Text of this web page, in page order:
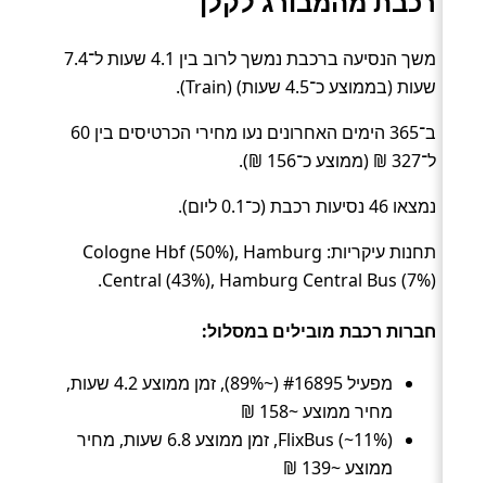
משך הנסיעה ברכבת נמשך לרוב בין 4.1 שעות ל־7.4
שעות (בממוצע כ־4.5 שעות) (Train).
ב־365 הימים האחרונים נעו מחירי הכרטיסים בין 60
ל־327 ₪ (ממוצע כ־156 ₪).
נמצאו 46 נסיעות רכבת (כ־0.1 ליום).
תחנות עיקריות: Cologne Hbf (50%), Hamburg
Central (43%), Hamburg Central Bus (7%).
חברות רכבת מובילים במסלול:
מפעיל #16895 (~89%), זמן ממוצע 4.2 שעות,
מחיר ממוצע ~158 ₪
FlixBus (~11%), זמן ממוצע 6.8 שעות, מחיר
ממוצע ~139 ₪